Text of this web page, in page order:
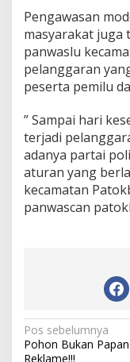
Pengawasan
masyarakat juga
panwaslu
pelanggaran
peserta pemilu
” Sampai hari
terjadi
adanya partai
aturan yang
kecamatan
panwascan
N
a
Pos sebelumnya
Pohon Bukan Papan
Reklame!!!